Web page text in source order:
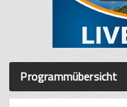
Programmübersicht